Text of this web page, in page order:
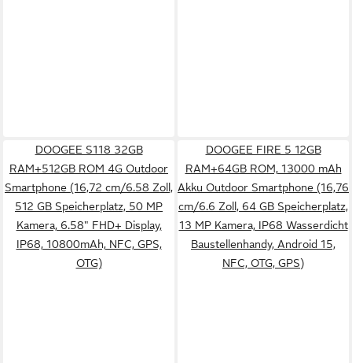
DOOGEE S118 32GB
RAM+512GB ROM 4G Outdoor
Smartphone (16,72 cm/6.58 Zoll,
512 GB Speicherplatz, 50 MP
Kamera, 6.58" FHD+ Display,
IP68, 10800mAh, NFC, GPS,
OTG)
DOOGEE FIRE 5 12GB
RAM+64GB ROM, 13000 mAh
Akku Outdoor Smartphone (16,76
cm/6.6 Zoll, 64 GB Speicherplatz,
13 MP Kamera, IP68 Wasserdicht
Baustellenhandy, Android 15,
NFC, OTG, GPS)